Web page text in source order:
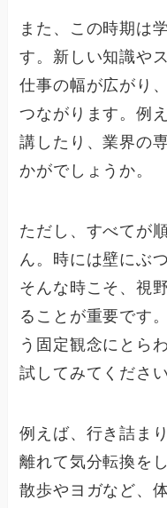
また、この時期は
す。新しい知識や
仕事の幅が広がり
つながります。例
講したり、業界の
かがでしょうか。
ただし、すべてが
ん。時には壁にぶ
そんな時こそ、視
ることが重要です
う固定観念にとら
試してみてください
例えば、行き詰ま
離れて気分転換を
散歩やヨガなど、